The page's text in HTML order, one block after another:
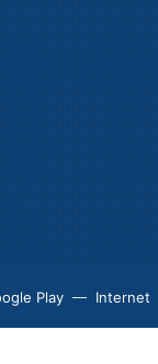
Play Internet